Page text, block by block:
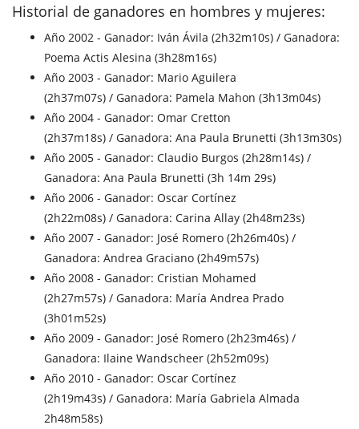
Historial de ganadores en hombres y mujeres:
Año 2002 - Ganador: Iván Ávila (2h32m10s) / Ganadora:
Poema Actis Alesina (3h28m16s)
Año 2003 - Ganador: Mario Aguilera
(2h37m07s) / Ganadora: Pamela Mahon (3h13m04s)
Año 2004 - Ganador: Omar Cretton
(2h37m18s) / Ganadora: Ana Paula Brunetti (3h13m30s)
Año 2005 - Ganador: Claudio Burgos (2h28m14s) /
Ganadora: Ana Paula Brunetti (3h 14m 29s)
Año 2006 - Ganador: Oscar Cortínez
(2h22m08s) / Ganadora: Carina Allay (2h48m23s)
Año 2007 - Ganador: José Romero (2h26m40s) /
Ganadora: Andrea Graciano (2h49m57s)
Año 2008 - Ganador: Cristian Mohamed
(2h27m57s) / Ganadora: María Andrea Prado
(3h01m52s)
Año 2009 - Ganador: José Romero (2h23m46s) /
Ganadora: Ilaine Wandscheer (2h52m09s)
Año 2010 - Ganador: Oscar Cortínez
(2h19m43s) / Ganadora: María Gabriela Almada
2h48m58s)